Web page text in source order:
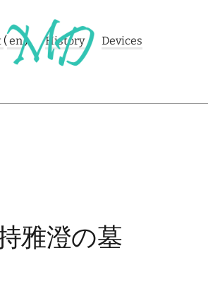
(en) History
Devices
雅澄の墓